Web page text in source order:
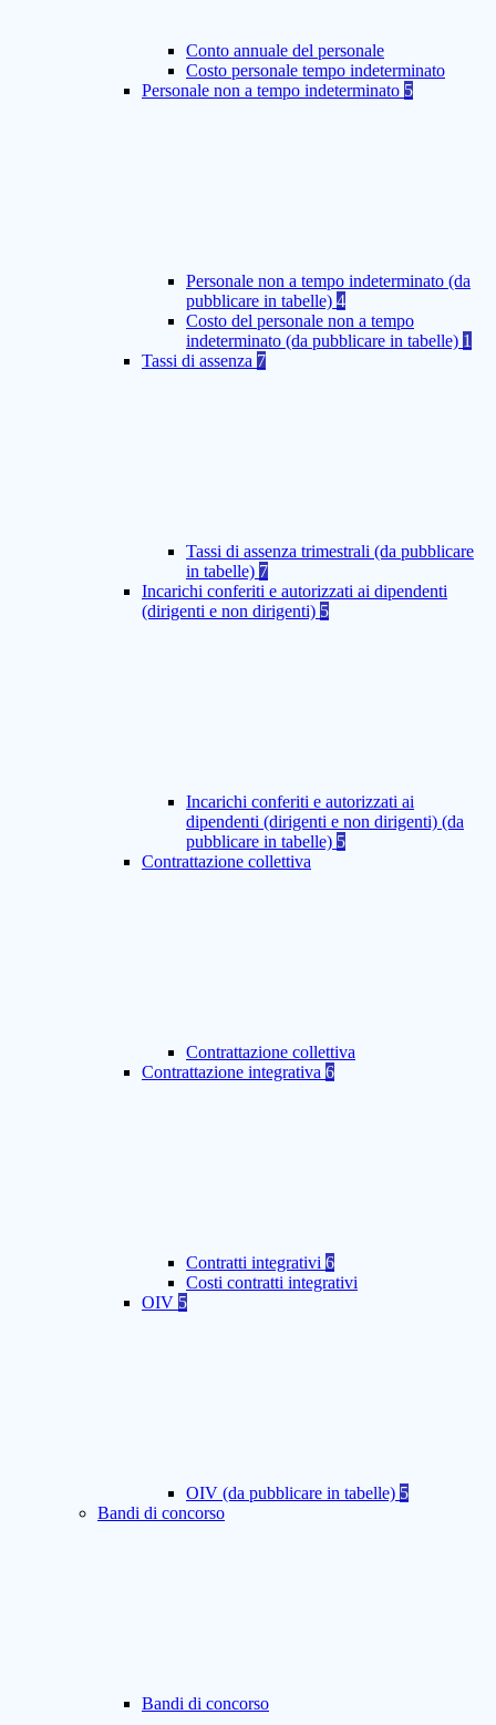
Conto annuale del personale
Costo personale tempo indeterminato
Personale non a tempo indeterminato 5
Personale non a tempo indeterminato (da
pubblicare in tabelle) 4
Costo del personale non a tempo
indeterminato (da pubblicare in tabelle) 1
Tassi di assenza 7
Tassi di assenza trimestrali (da pubblicare
in tabelle) 7
Incarichi conferiti e autorizzati ai dipendenti
(dirigenti e non dirigenti) 5
Incarichi conferiti e autorizzati ai
dipendenti (dirigenti e non dirigenti) (da
pubblicare in tabelle) 5
Contrattazione collettiva
Contrattazione collettiva
Contrattazione integrativa 6
Contratti integrativi 6
Costi contratti integrativi
OIV 5
OIV (da pubblicare in tabelle) 5
Bandi di concorso
Bandi di concorso